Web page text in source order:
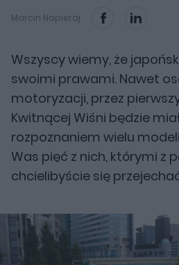
Marcin Napieraj
Wszyscy wiemy, że
swoimi prawami. Nawet
motoryzacji, przez
Kwitnącej Wiśni będzie
rozpoznaniem wielu
Was pięć z nich, którymi z
chcielibyście się